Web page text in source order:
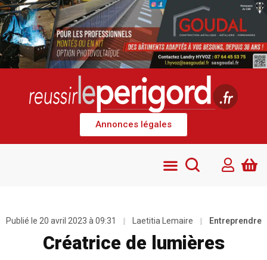
Annonces légales
Publié le 20 avril 2023 à 09:31 Laetitia Lemaire Entreprendre
Créatrice de lumières